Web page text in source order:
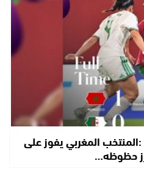
المغربي يفوز على